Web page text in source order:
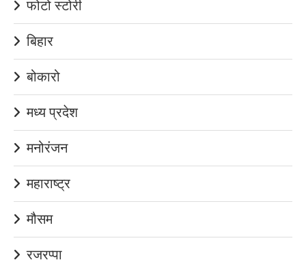
फोटो स्टोरी
बिहार
बोकारो
मध्य प्रदेश
मनोरंजन
महाराष्ट्र
मौसम
रजरप्पा